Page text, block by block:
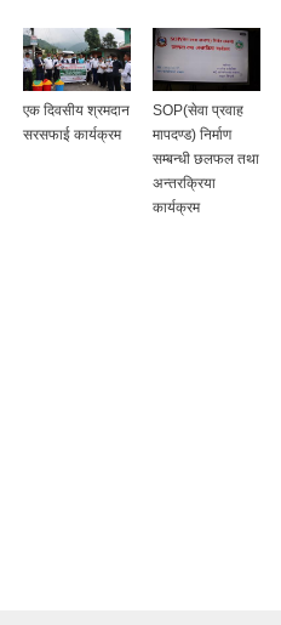
एक दिवसीय श्रमदान
सरसफाई कार्यक्रम
SOP(सेवा प्रवाह
मापदण्ड) निर्माण
सम्बन्धी छलफल तथा
अन्तरक्रिया
कार्यक्रम